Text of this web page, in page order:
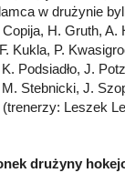
w drużynie
H. Gruth, A.
Kukla, P.
Podsiadło, J.
Stebnicki, J.
Leszek
drużyny